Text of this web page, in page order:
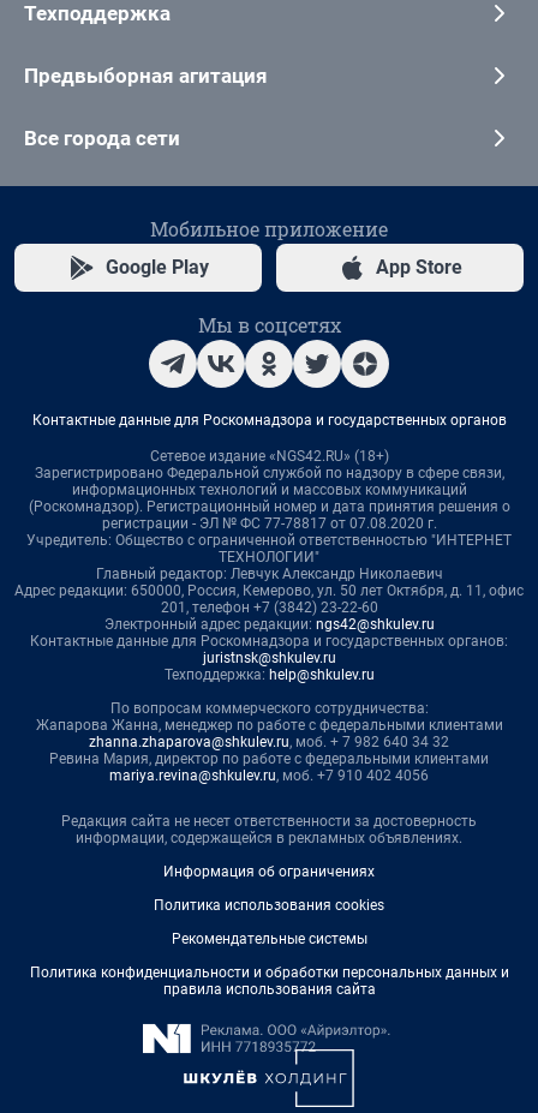
Техподдержка
Предвыборная агитация
Все города сети
Мобильное приложение
Google Play App Store
Мы в соцсетях
Контактные данные для Роскомнадзора и государственных органов
Сетевое издание «NGS42.RU» (18+)
Зарегистрировано Федеральной службой по надзору в сфере связи,
информационных технологий и массовых коммуникаций
(Роскомнадзор). Регистрационный номер и дата принятия решения о
регистрации - ЭЛ № ФС 77-78817 от 07.08.2020 г.
Учредитель: Общество с ограниченной ответственностью "ИНТЕРНЕТ
ТЕХНОЛОГИИ"
Главный редактор: Левчук Александр Николаевич
Адрес редакции: 650000, Россия, Кемерово, ул. 50 лет Октября, д. 11, офис
201, телефон +7 (3842) 23-22-60
Электронный адрес редакции: ngs42@shkulev.ru
Контактные данные для Роскомнадзора и государственных органов:
juristnsk@shkulev.ru
Техподдержка: help@shkulev.ru
По вопросам коммерческого сотрудничества:
Жапарова Жанна, менеджер по работе с федеральными клиентами
zhanna.zhaparova@shkulev.ru, моб. + 7 982 640 34 32
Ревина Мария, директор по работе с федеральными клиентами
mariya.revina@shkulev.ru, моб. +7 910 402 4056
Редакция сайта не несет ответственности за достоверность
информации, содержащейся в рекламных объявлениях.
Информация об ограничениях
Политика использования cookies
Рекомендательные системы
Политика конфиденциальности и обработки персональных данных и
правила использования сайта